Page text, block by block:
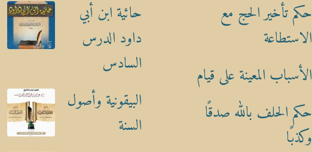
حكم تأخير الحج مع
الاستطاعة
الأسباب المعينة على قيام
حكم الحلف بالله صدقًا
وكذبًا
حائية ابن أبي
داود الدرس
السادس
البيقونية وأصول
السنة